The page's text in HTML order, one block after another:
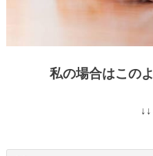
私の場合はこの